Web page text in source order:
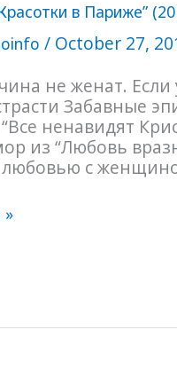
в Париже”
/ October 27,
не женат. Если
Забавные
ненавидят
из “Любовь
любовью с
»